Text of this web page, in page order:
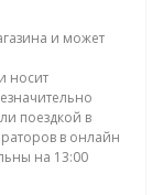
и может
носит
поездкой в
в онлайн
на 13:00